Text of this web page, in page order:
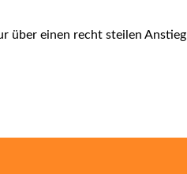
über einen recht steilen Anstieg